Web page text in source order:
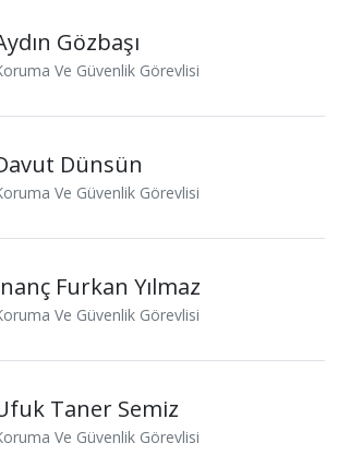
Gözbaşı
Ve Güvenlik Görevlisi
Dünsün
Ve Güvenlik Görevlisi
Furkan Yılmaz
Ve Güvenlik Görevlisi
Taner Semiz
Ve Güvenlik Görevlisi